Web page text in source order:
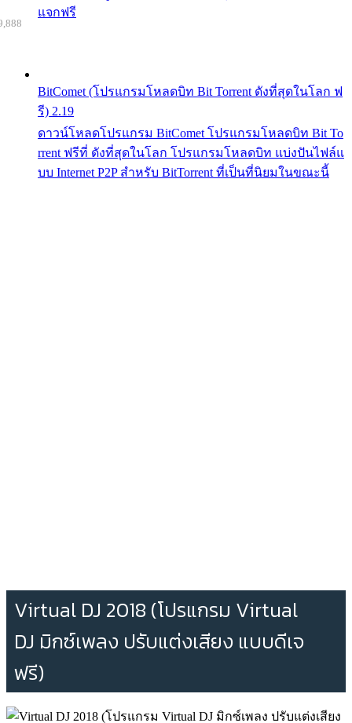
แจกฟรี
BitComet (โปรแกรมโหลดบิท Bit Torrent ดังที่สุดในโลก ฟ
รี) 2.19
ดาวน์โหลดโปรแกรม BitComet โปรแกรมโหลดบิท Bit To
rrent ฟรีที่ ดังที่สุดในโลก โปรแกรมโหลดบิท แบ่งปันไฟล์แ
บบ Internet P2P สำหรับ BitTorrent ที่เป็นที่นิยมในขณะนี้
Virtual DJ 2018 (โปรแกรม Virtual
DJ มิกซ์เพลง ปรับแต่งเสียง แบบดีเจ
ฟรี)